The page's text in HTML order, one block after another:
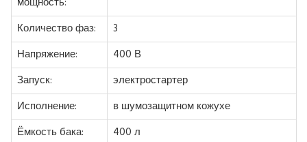
Количество фаз:
3
Напряжение:
400 В
Запуск:
электростартер
Исполнение:
в шумозащитном кожухе
Ёмкость бака:
400 л